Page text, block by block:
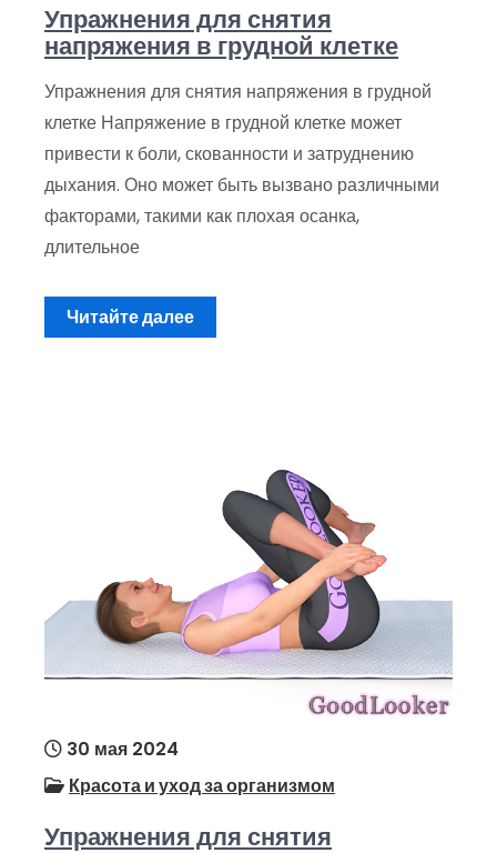
Упражнения для снятия
напряжения в грудной клетке
Упражнения для снятия напряжения в грудной
клетке Напряжение в грудной клетке может
привести к боли, скованности и затруднению
дыхания. Оно может быть вызвано различными
факторами, такими как плохая осанка,
длительное
Читайте далее
30 мая 2024
Красота и уход за организмом
Упражнения для снятия